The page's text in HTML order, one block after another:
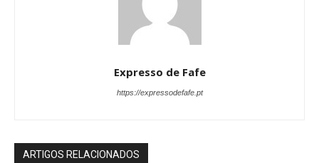
Expresso de Fafe
https://expressodefafe.pt
ARTIGOS RELACIONADOS